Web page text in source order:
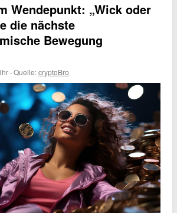
Wendepunkt: „Wick oder
die nächste
Bewegung
·Quelle:cryptoBro